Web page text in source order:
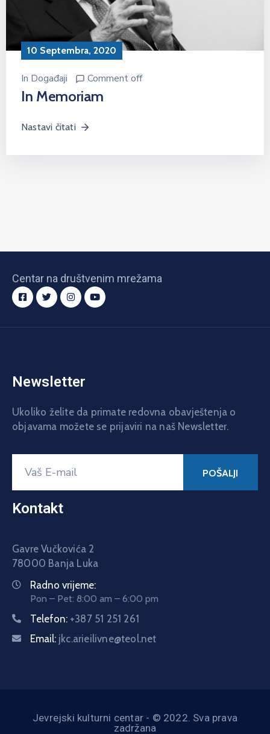
10 Septembra, 2020
In Događaji Comment off
In Memoriam
Nastavi čitati
Centar na društvenim mrežama
Kontakt
Gavre Vučkovića 2
78000 Banja Luka
Radno vrijeme:
Pon – Pet: 8:00 am – 6:00 pm
Telefon: +387 51 251 261
Email: jkc.arieilivne@teol.net
Newsletter
Ukoliko želite da primate redovna obavještenja o
objavama možete se prijaviri na naš Newsletter.
Jevrejski kulturni centar - © 2022. Sva prava
zadržana